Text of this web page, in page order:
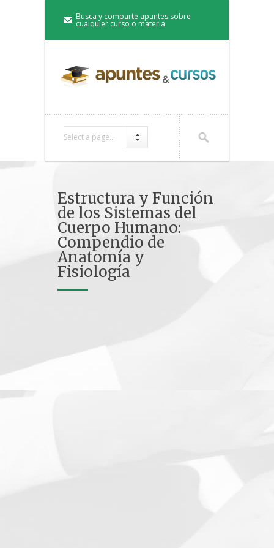
Busca y comparte apuntes sobre
cualquier curso o materia
Select a page...
Estructura y Función
de los Sistemas del
Cuerpo Humano:
Compendio de
Anatomía y
Fisiología